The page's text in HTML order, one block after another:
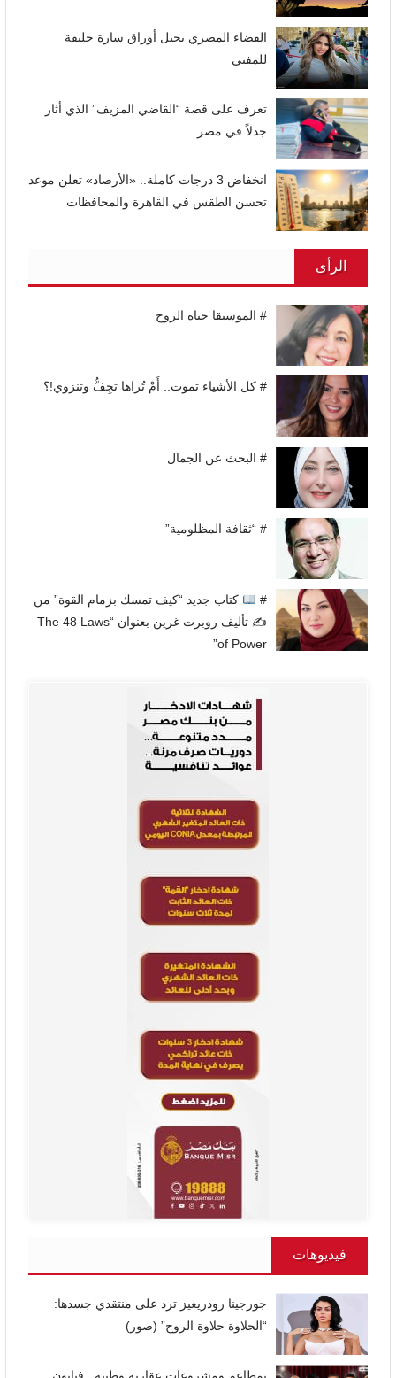
القضاء المصري يحيل أوراق سارة خليفة
للمفتي
تعرف على قصة “القاضي المزيف” الذي أثار
جدلاً في مصر
انخفاض 3 درجات كاملة.. «الأرصاد» تعلن موعد
تحسن الطقس في القاهرة والمحافظات
الرأى
# الموسيقا حياة الروح
# كل الأشياء تموت.. أَمْ تُراها تجِفُّ وتنزوي!؟
# البحث عن الجمال
# “ثقافة المظلومية”
#
كتاب جديد “كيف تمسك بزمام القوة” من
✍
تأليف روبرت غرين بعنوان “The 48 Laws
of Power”
فيديوهات
جورجينا رودريغيز ترد على منتقدي جسدها:
“الحلاوة حلاوة الروح” (صور)